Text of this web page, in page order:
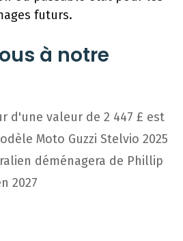
futurs.
à notre
d'une valeur de 2 447 £ est
Moto Guzzi Stelvio 2025
déménagera de Phillip
2027